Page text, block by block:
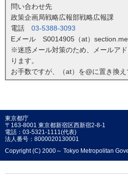
問い合わせ先
政策企画局戦略広報部戦略広報課
電話 03-5388-3093
Eメール S0014905（at）
※迷惑メール対策のため、メールア
ります。
お手数ですが、（at）を@に置き換え
東京都庁
〒163-8001 東京都新宿区西新宿2-8-1
電話：03-5321-1111(代表)
法人番号：8000020130001
Copyright (C) 2000～ Tokyo Metropolitan